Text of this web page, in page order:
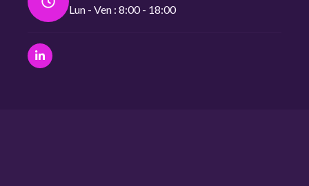
Lun - Ven : 8:00 - 18:00